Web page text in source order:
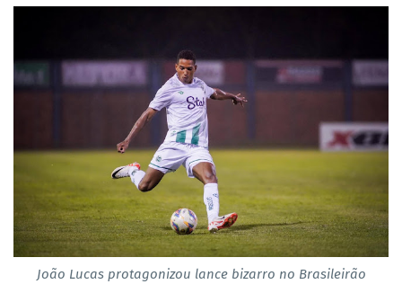
João Lucas protagonizou lance bizarro no Brasileirão